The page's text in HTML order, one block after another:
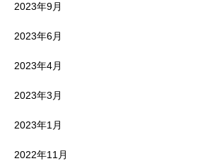
2023年9月
2023年6月
2023年4月
2023年3月
2023年1月
2022年11月